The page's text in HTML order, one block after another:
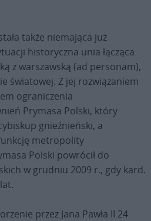
także niemająca już
historyczna unia łącząca
z warszawską (ad personam),
światowej. Z jej rozwiązaniem
ograniczenia
Prymasa Polski, który
gnieźnieński, a
metropolity
Polski powrócił do
w grudniu 2009 r., gdy kard.
przez Jana Pawła II 24